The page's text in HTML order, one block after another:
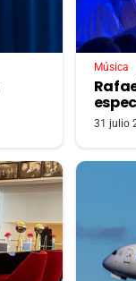
Música
31 julio